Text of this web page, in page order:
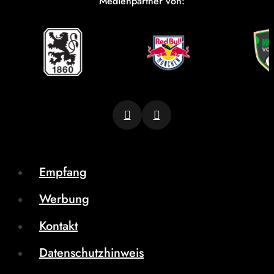
Empfang
Werbung
Kontakt
Datenschutzhinweis